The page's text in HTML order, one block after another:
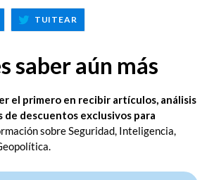
COMPARTIRTUITEAR
TWITTER
saber aún más
el primero en recibir artículos, análisis
de descuentos exclusivos para
sobre Seguridad, Inteligencia,